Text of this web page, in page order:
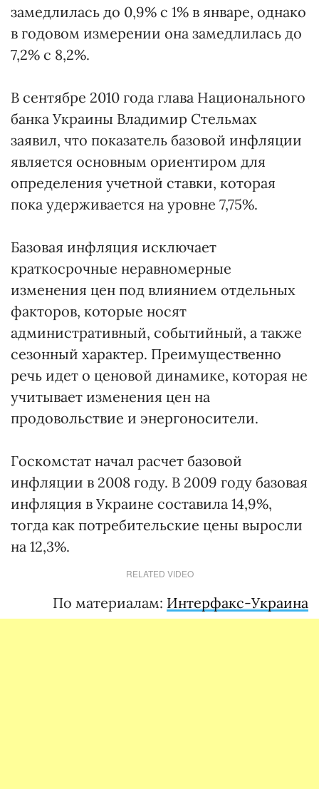
замедлилась до 0,9% с 1% в январе, однако
в годовом измерении она замедлилась до
7,2% с 8,2%.
В сентябре 2010 года глава Национального
банка Украины Владимир Стельмах
заявил, что показатель базовой инфляции
является основным ориентиром для
определения учетной ставки, которая
пока удерживается на уровне 7,75%.
Базовая инфляция исключает
краткосрочные неравномерные
изменения цен под влиянием отдельных
факторов, которые носят
административный, событийный, а также
сезонный характер. Преимущественно
речь идет о ценовой динамике, которая не
учитывает изменения цен на
продовольствие и энергоносители.
Госкомстат начал расчет базовой
инфляции в 2008 году. В 2009 году базовая
инфляция в Украине составила 14,9%,
тогда как потребительские цены выросли
на 12,3%.
RELATED VIDEO
По материалам: Интерфакс-Украина